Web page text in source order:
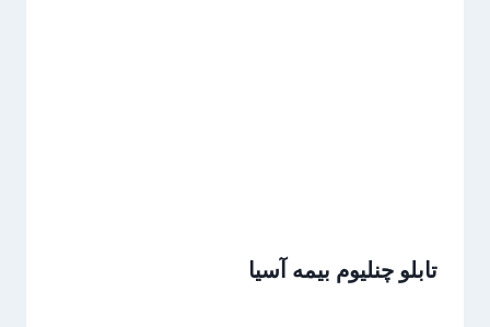
تابلو چنلیوم بیمه آسیا